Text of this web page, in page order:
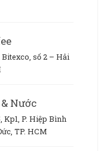
số 2 – Hải
Nước
Kp1, P. Hiệp Bình
TP. HCM